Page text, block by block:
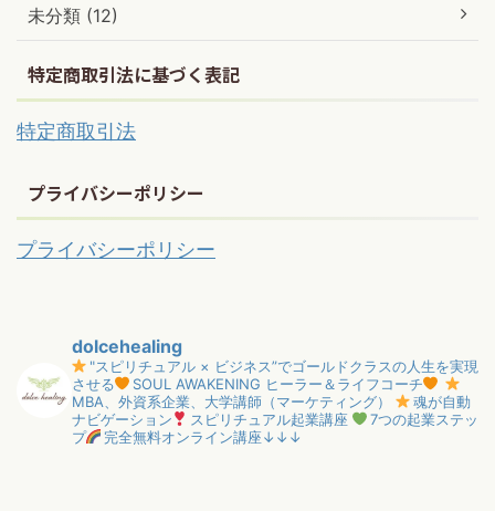
未分類 (12)
特定商取引法に基づく表記
特定商取引法
プライバシーポリシー
プライバシーポリシー
dolcehealing
"スピリチュアル × ビジネス”でゴールドクラスの人生を実現
させる
SOUL AWAKENING ヒーラー＆ライフコーチ
MBA、外資系企業、大学講師（マーケティング）
魂が自動
ナビゲーション
スピリチュアル起業講座
7つの起業ステッ
プ
完全無料オンライン講座↓↓↓